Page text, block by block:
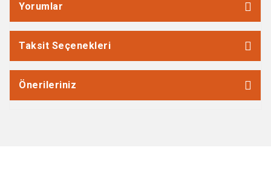
Yorumlar
Taksit Seçenekleri
Önerileriniz